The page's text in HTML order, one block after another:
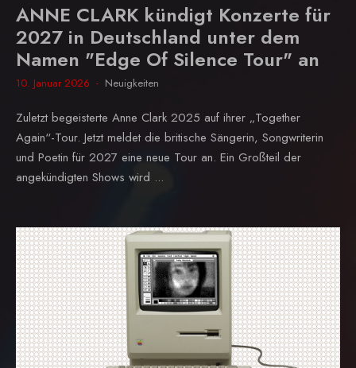
ANNE CLARK kündigt Konzerte für
2027 in Deutschland unter dem
Namen "Edge Of Silence Tour" an
10. Januar 2026 Neuigkeiten
Zuletzt begeisterte Anne Clark 2025 auf ihrer „Together
Again“-Tour. Jetzt meldet die britische Sängerin, Songwriterin
und Poetin für 2027 eine neue Tour an. Ein Großteil der
angekündigten Shows wird ...